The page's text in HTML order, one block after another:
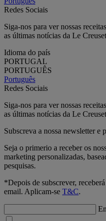
Redes Sociais
Siga-nos para ver nossas
as últimas notícias da Le
Idioma do país
PORTUGAL
PORTUGUÊS
Português
Redes Sociais
Siga-nos para ver nossas
as últimas notícias da Le
Subscreva a nossa newsletter e
Seja o primerio a receber os
marketing personalizadas,
pesquisas.
*Depois de subscrever,
email. Aplicam-se T&C.